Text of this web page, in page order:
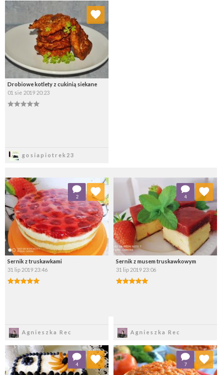
Drobiowe kotlety z cukinią siekane
01 sie 2019 20:23
gosiapiotrek23
Dodaj do ulubionych
Wybierz listę:
Sernik z truskawkami
31 lip 2019 23:46
Agnieszka Rec
2
Dodaj do ulubionych
Wybierz listę:
Sernik z musem truskawkowym
31 lip 2019 23:06
Agnieszka Rec
4
Dodaj do ulubionych
Wybierz listę:
4
Dodaj do ulubionych
Wybierz listę:
7
Dodaj do ulubionych
Wybierz listę: